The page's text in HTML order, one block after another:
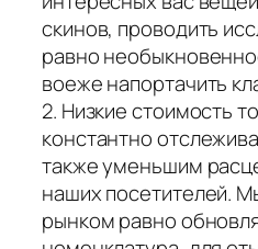
скинов, проводить
равно
воеже напортачить
2. Низкие стоимость
константно
также уменьшим
наших посетителей.
рынком равно